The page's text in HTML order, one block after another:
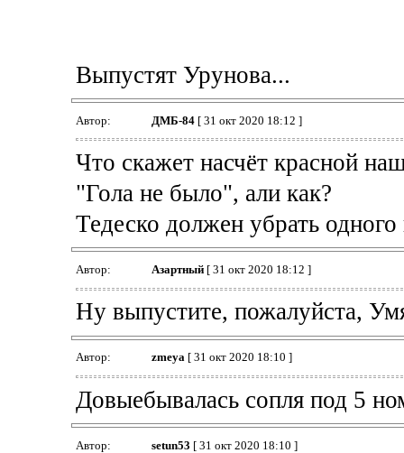
Выпустят Урунова...
Автор: ДМБ-84[ 31 окт 2020 18:12 ]
Что скажет насчёт красной
"Гола не было", али как?
Тедеско должен убрать
Автор: Азартный[ 31 окт 2020 18:12 ]
Ну выпустите, пожалуйста,
Автор: zmeya[ 31 окт 2020 18:10 ]
Довыебывалась сопля под 5
Автор: setun53 [ 31 окт 2020 18:10 ]